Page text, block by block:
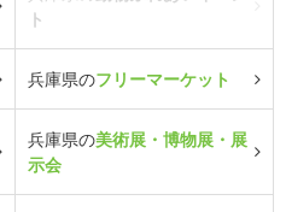
ト
兵庫県のフリーマーケット
兵庫県の美術展・博物展・展
示会